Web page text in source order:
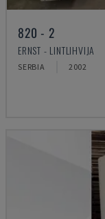
820 - 2
ERNST - LINTLIHVIJA
SERBIA 2002